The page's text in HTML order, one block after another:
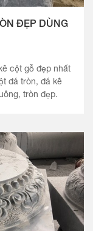
ĐẸP DÙNG
cột gỗ đẹp nhất
đá tròn, đá kê
tròn đẹp.